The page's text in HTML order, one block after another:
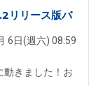
リリース版バ
6日(週六) 08:59
動きました！お